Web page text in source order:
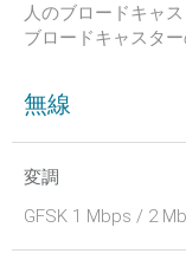
人のブロードキャ
ブロードキャスター
無線
変調
GFSK 1 Mbps / 2